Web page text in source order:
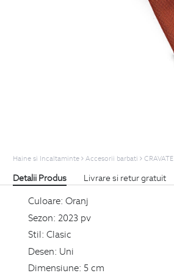
Haine si Incaltaminte Accesorii barbati CRAVATE
Detalii Produs Livrare si retur gratuit
Culoare: Oranj
Sezon: 2023 pv
Stil: Clasic
Desen: Uni
Dimensiune: 5 cm